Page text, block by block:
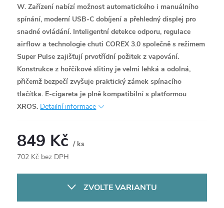
W. Zařízení nabízí možnost automatického i manuálního
spínání, moderní USB-C dobíjení a přehledný displej pro
snadné ovládání. Inteligentní detekce odporu, regulace
airflow a technologie chuti COREX 3.0 společně s režimem
Super Pulse zajišťují prvotřídní požitek z vapování.
Konstrukce z hořčíkové slitiny je velmi lehká a odolná,
přičemž bezpečí zvyšuje praktický zámek spínacího
tlačítka. E-cigareta je plně kompatibilní s platformou
XROS. Detailní informace
849 Kč/ ks
702 Kč bez DPH
ZVOLTE VARIANTU